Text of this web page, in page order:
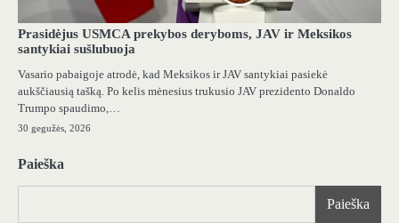
Prasidėjus USMCA prekybos deryboms, JAV ir Meksikos
santykiai sušlubuoja
Vasario pabaigoje atrodė, kad Meksikos ir JAV santykiai pasiekė
aukščiausią tašką. Po kelis mėnesius trukusio JAV prezidento Donaldo
Trumpo spaudimo,…
30 gegužės, 2026
Paieška
Paieška